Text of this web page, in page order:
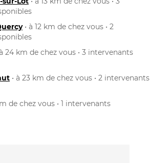
• à 12 km de chez vous • 2
à 24 km de chez vous • 3 intervenants
• à 23 km de chez vous • 2 intervenants
de chez vous • 1 intervenants